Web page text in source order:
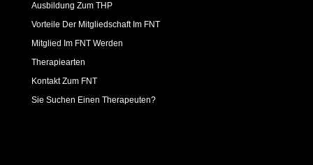
Ausbildung Zum THP
Vorteile Der Mitgliedschaft Im FNT
Mitglied Im FNT Werden
Therapiearten
Kontakt Zum FNT
Sie Suchen Einen Therapeuten?